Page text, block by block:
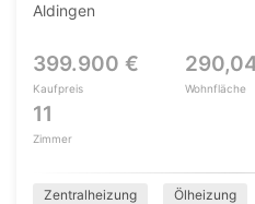
Aldingen
399.900 €
Kaufpreis Wohnfläche
11
Zimmer
Zentralheizung Ölheizung